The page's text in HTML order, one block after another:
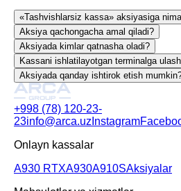
«Tashvishlarsiz kassa» aksiyasiga
Aksiya qachongacha amal qiladi?
Aksiyada kimlar qatnasha oladi?
Kassani ishlatilayotgan terminalga
Aksiyada qanday ishtirok etish
+998 (78) 120-23-
23info@arca.uz Instagram
Onlayn kassalar
A930 RTXA930A910SAksiyalar